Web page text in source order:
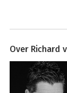
Over Richard